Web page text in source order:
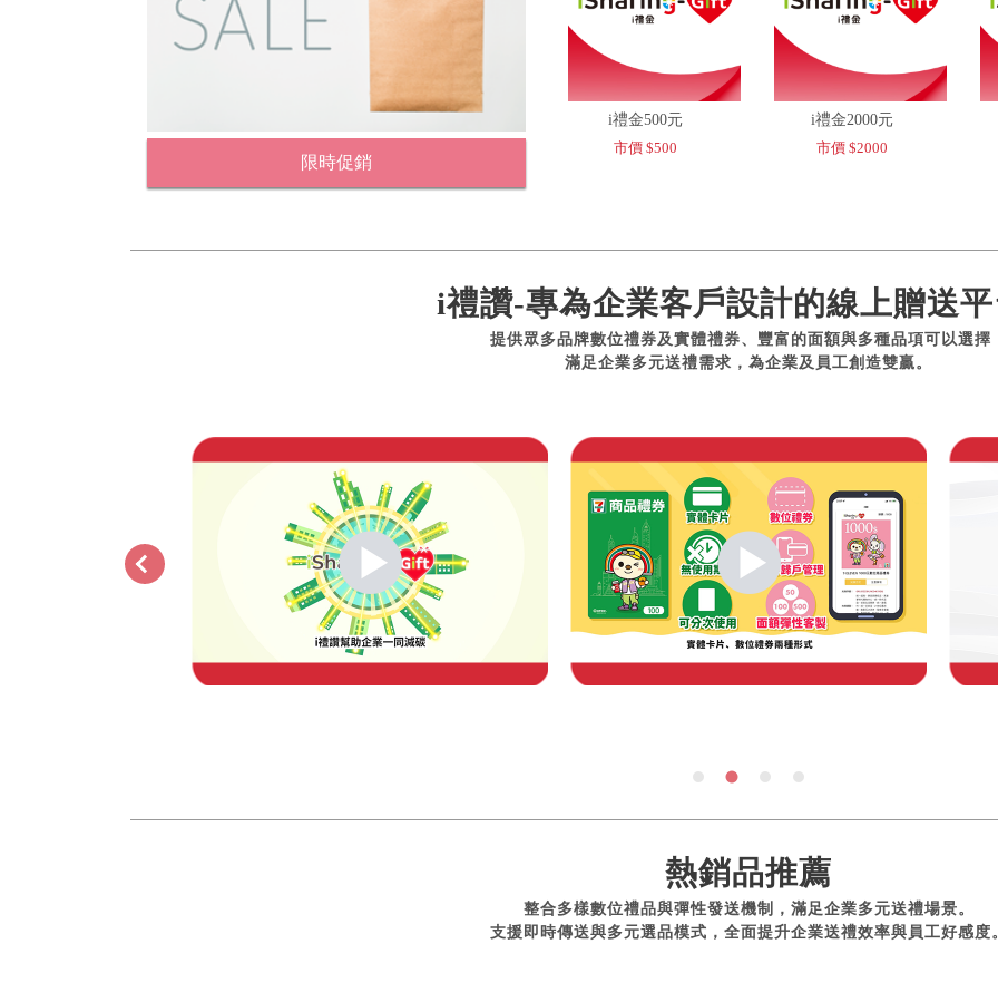
限時促銷
i禮金500元
市價 $500
i禮金2000元
市價 $2000
i禮讚-專為企業客戶設計的線上贈送
提供眾多品牌數位禮券及實體禮券、豐富的面額與多種品項可以選擇
滿足企業多元送禮需求，為企業及員工創造雙贏。
熱銷品推薦
整合多樣數位禮品與彈性發送機制，滿足企業多元送禮場景。
支援即時傳送與多元選品模式，全面提升企業送禮效率與員工好感度